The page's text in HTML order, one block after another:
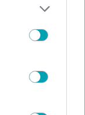
more Google
may click to
party tags to
below Google